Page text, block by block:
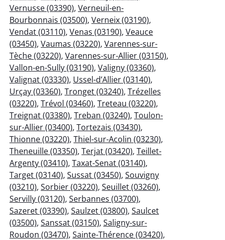
Vernusse (03390), Verneuil-en-
Bourbonnais (03500), Verneix (03190),
Vendat (03110), Venas (03190), Veauce
(03450), Vaumas (03220), Varennes-sur-
Tèche (03220), Varennes-sur-Allier (03150),
Vallon-en-Sully (03190), Valigny (03360),
Valignat (03330), Ussel-d’Allier (03140),
Urçay (03360), Tronget (03240), Trézelles
(03220), Trévol (03460), Treteau (03220),
Treignat (03380), Treban (03240), Toulon-
sur-Allier (03400), Tortezais (03430),
Thionne (03220), Thiel-sur-Acolin (03230),
Theneuille (03350), Terjat (03420), Teillet-
Argenty (03410), Taxat-Senat (03140),
Target (03140), Sussat (03450), Souvigny
(03210), Sorbier (03220), Seuillet (03260),
Servilly (03120), Serbannes (03700),
Sazeret (03390), Saulzet (03800), Saulcet
(03500), Sanssat (03150), Saligny-sur-
Roudon (03470), Sainte-Thérence (03420),